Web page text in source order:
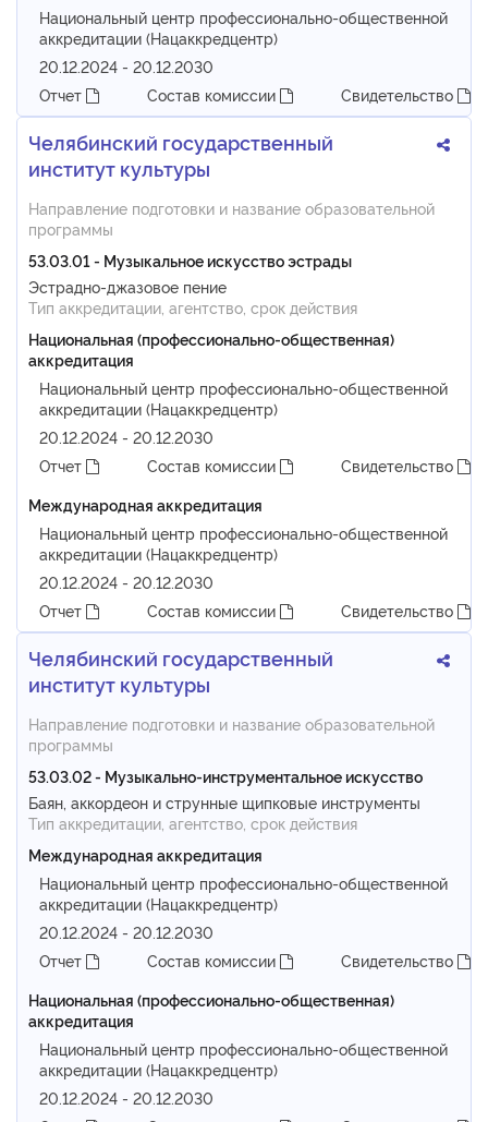
Национальный центр профессионально-общественной
аккредитации (Нацаккредцентр)
20.12.2024 - 20.12.2030
Отчет
Состав комиссии Свидетельство
Челябинский государственный
институт культуры
Направление подготовки и название образовательной
программы
53.03.01 - Музыкальное искусство эстрады
Эстрадно-джазовое пение
Тип аккредитации, агентство, срок действия
Национальная (профессионально-общественная)
аккредитация
Национальный центр профессионально-общественной
аккредитации (Нацаккредцентр)
20.12.2024 - 20.12.2030
Отчет
Состав комиссии
Свидетельство
Международная аккредитация
Национальный центр профессионально-общественной
аккредитации (Нацаккредцентр)
20.12.2024 - 20.12.2030
Отчет
Состав комиссии Свидетельство
Челябинский государственный
институт культуры
Направление подготовки и название образовательной
программы
53.03.02 - Музыкально-инструментальное искусство
Баян, аккордеон и струнные щипковые инструменты
Тип аккредитации, агентство, срок действия
Международная аккредитация
Национальный центр профессионально-общественной
аккредитации (Нацаккредцентр)
20.12.2024 - 20.12.2030
Отчет
Состав комиссии
Свидетельство
Национальная (профессионально-общественная)
аккредитация
Национальный центр профессионально-общественной
аккредитации (Нацаккредцентр)
20.12.2024 - 20.12.2030